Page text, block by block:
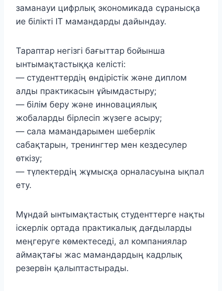
заманауи цифрлық экономикада сұранысқа
ие білікті IT мамандарды дайындау.
Тараптар негізгі бағыттар бойынша
ынтымақтастыққа келісті:
— студенттердің өндірістік және диплом
алды практикасын ұйымдастыру;
— білім беру және инновациялық
жобаларды бірлесіп жүзеге асыру;
— сала мамандарымен шеберлік
сабақтарын, тренингтер мен кездесулер
өткізу;
— түлектердің жұмысқа орналасуына ықпал
ету.
Мұндай ынтымақтастық студенттерге нақты
іскерлік ортада практикалық дағдыларды
меңгеруге көмектеседі, ал компаниялар
аймақтағы жас мамандардың кадрлық
резервін қалыптастырады.